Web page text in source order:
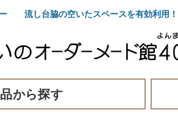
流し台脇の空いたスペースを有効利用！
から探す